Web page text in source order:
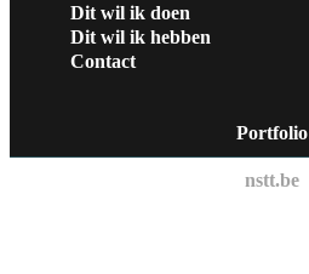
Dit wil ik doen
Dit wil ik hebben
Contact
Portfolio
nstt.be